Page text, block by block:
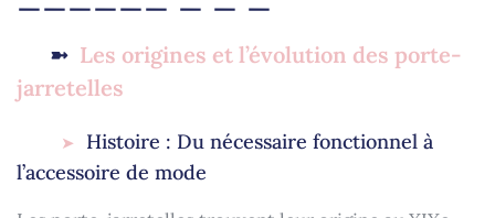
Les origines et l’évolution des porte-
jarretelles
Histoire : Du nécessaire fonctionnel à
l’accessoire de mode